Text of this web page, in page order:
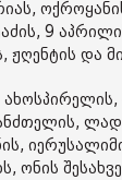
9
ჟღენტის და
ონის